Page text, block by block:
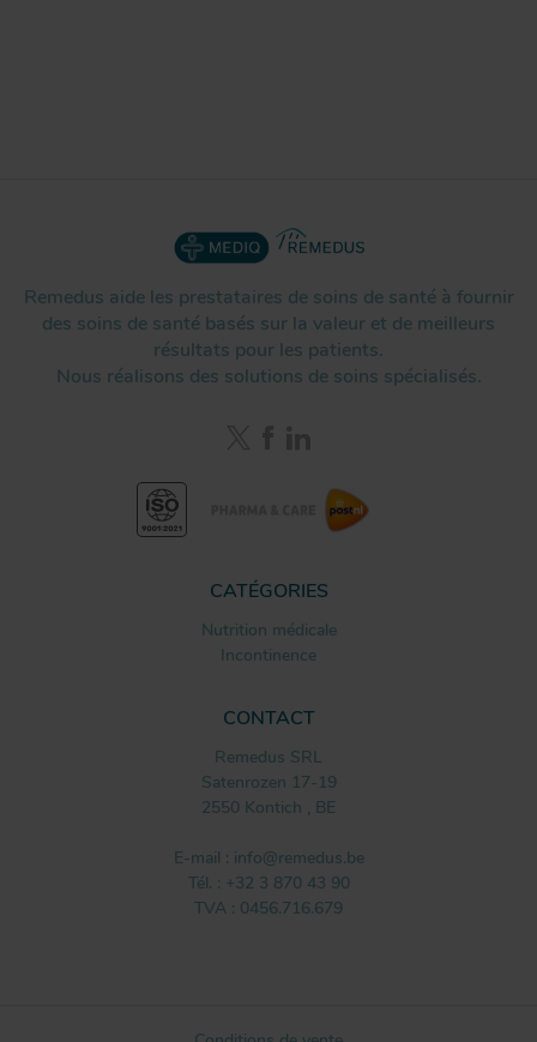
Remedus aide les prestataires de soins de santé à fournir
des soins de santé basés sur la valeur et de meilleurs
résultats pour les patients.
Nous réalisons des solutions de soins spécialisés.
CATÉGORIES
Nutrition médicale
Incontinence
CONTACT
Remedus SRL
Satenrozen 17-19
2550 Kontich , BE
E-mail : info@remedus.be
Tél. : +32 3 870 43 90
TVA : 0456.716.679